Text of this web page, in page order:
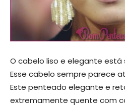
O cabelo liso e elegante
Esse cabelo sempre parece
Este penteado elegante e
extremamente quente com